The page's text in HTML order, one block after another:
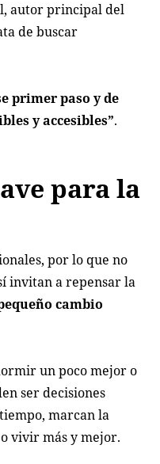
autor principal del
de buscar
primer paso y de
y accesibles”.
para la
por lo que no
invitan a repensar la
cambio
un poco mejor o
ser decisiones
marcan la
vivir más y mejor.